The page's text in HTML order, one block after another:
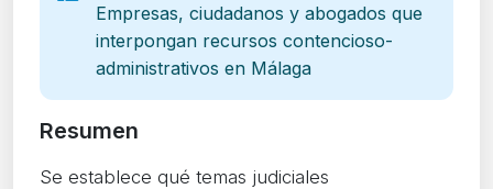
Empresas, ciudadanos y abogados que
interpongan recursos contencioso-
administrativos en Málaga
Resumen
Se establece qué temas judiciales